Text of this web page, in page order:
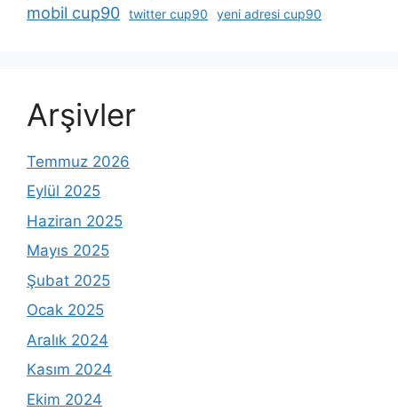
mobil cup90 twitter cup90 yeni adresi cup90
Arşivler
Temmuz 2026
Eylül 2025
Haziran 2025
Mayıs 2025
Şubat 2025
Ocak 2025
Aralık 2024
Kasım 2024
Ekim 2024